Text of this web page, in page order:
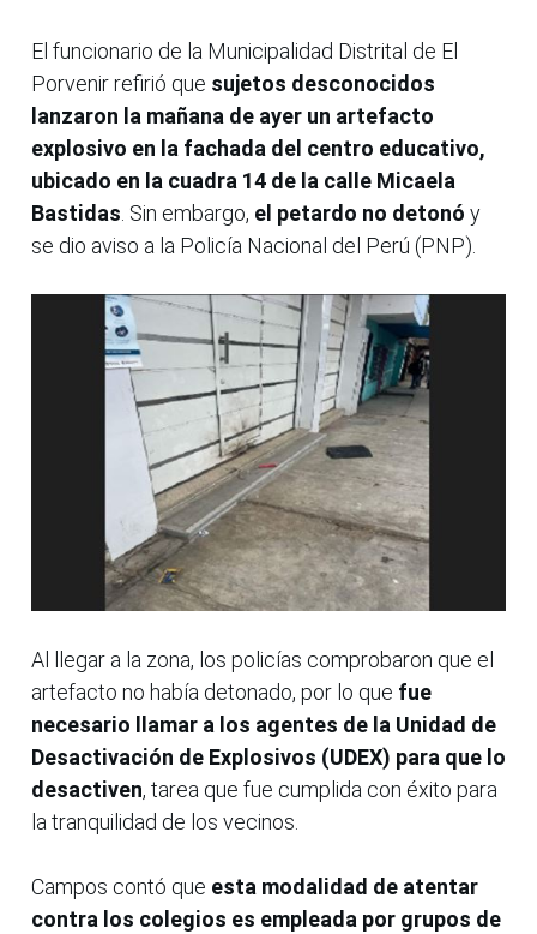
El funcionario de la Municipalidad Distrital de El
Porvenir refirió que sujetos desconocidos
lanzaron la mañana de ayer un artefacto
explosivo en la fachada del centro educativo,
ubicado en la cuadra 14 de la calle Micaela
Bastidas . Sin embargo, el petardo no detonó y
se dio aviso a la Policía Nacional del Perú (PNP).
Al llegar a la zona, los policías comprobaron que el
artefacto no había detonado, por lo que fue
necesario llamar a los agentes de la Unidad de
Desactivación de Explosivos (UDEX) para que lo
desactiven, tarea que fue cumplida con éxito para
la tranquilidad de los vecinos.
Campos contó que esta modalidad de atentar
contra los colegios es empleada por grupos de